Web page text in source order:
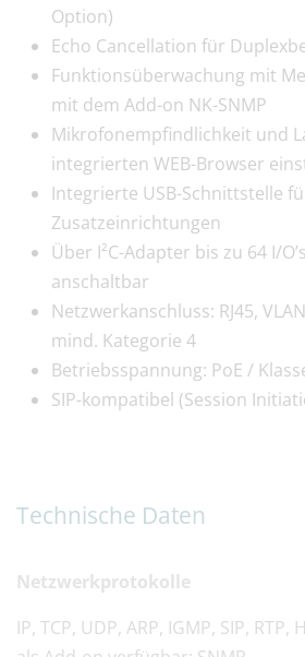
Option)
Echo Cancellation für
Funktionsüberwachung mit
mit dem Add-on NK-SNMP
Mikrofonempfindlichkeit und
integrierten WEB-Browser
Integrierte USB-Schnittstelle
Zusatzeinrichtungen
Über I²C-Adapter bis zu 64 I/
anschaltbar
Netzwerkanschluss: RJ45,
mind. Kategorie 4
Betriebsspannung: PoE /
SIP-kompatibel (Session
Technische Daten
Netzwerkprotokolle
IP, TCP, UDP, ARP, IGMP, SIP, RTP,